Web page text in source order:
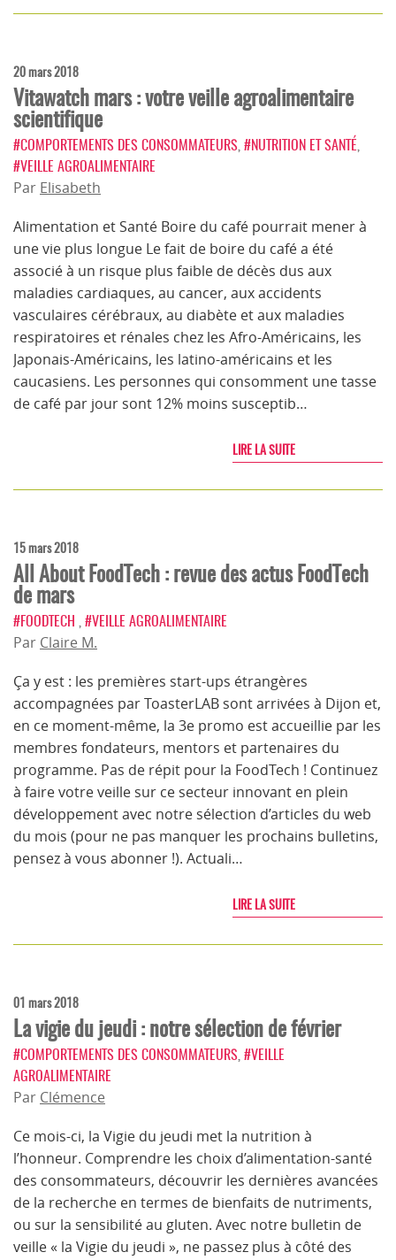
20 mars 2018
Vitawatch mars : votre veille agroalimentaire
scientifique
#COMPORTEMENTS DES CONSOMMATEURS #NUTRITION ET SANTÉ
#VEILLE AGROALIMENTAIRE
Par Elisabeth
Alimentation et Santé Boire du café pourrait mener à
une vie plus longue Le fait de boire du café a été
associé à un risque plus faible de décès dus aux
maladies cardiaques, au cancer, aux accidents
vasculaires cérébraux, au diabète et aux maladies
respiratoires et rénales chez les Afro-Américains, les
Japonais-Américains, les latino-américains et les
caucasiens. Les personnes qui consomment une tasse
de café par jour sont 12% moins susceptib…
LIRE LA SUITE
15 mars 2018
All About FoodTech : revue des actus FoodTech
de mars
#FOODTECH #VEILLE AGROALIMENTAIRE
Par Claire M.
Ça y est : les premières start-ups étrangères
accompagnées par ToasterLAB sont arrivées à Dijon et,
en ce moment-même, la 3e promo est accueillie par les
membres fondateurs, mentors et partenaires du
programme. Pas de répit pour la FoodTech ! Continuez
à faire votre veille sur ce secteur innovant en plein
développement avec notre sélection d’articles du web
du mois (pour ne pas manquer les prochains bulletins,
pensez à vous abonner !). Actuali…
LIRE LA SUITE
01 mars 2018
La vigie du jeudi : notre sélection de février
#COMPORTEMENTS DES CONSOMMATEURS #VEILLE
AGROALIMENTAIRE
Par Clémence
Ce mois-ci, la Vigie du jeudi met la nutrition à
l’honneur. Comprendre les choix d’alimentation-santé
des consommateurs, découvrir les dernières avancées
de la recherche en termes de bienfaits de nutriments,
ou sur la sensibilité au gluten. Avec notre bulletin de
veille « la Vigie du jeudi », ne passez plus à côté des